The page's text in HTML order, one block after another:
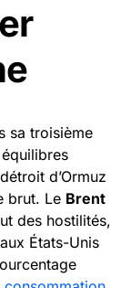
sa troisième
d’Ormuz
brut. Le Brent
des hostilités,
États-Unis